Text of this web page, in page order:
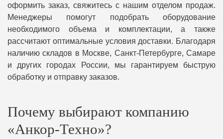
оформить заказ, свяжитесь с нашим отделом продаж.
Менеджеры помогут подобрать оборудование
необходимого объема и комплектации, а также
рассчитают оптимальные условия доставки. Благодаря
наличию складов в Москве, Санкт-Петербурге, Самаре
и других городах России, мы гарантируем быструю
обработку и отправку заказов.
Почему выбирают компанию
«Анкор-Техно»?